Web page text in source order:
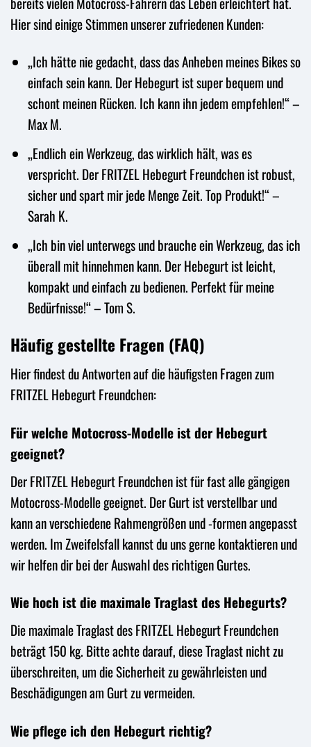
Hier sind einige Stimmen unserer zufriedenen Kunden:
„Ich hätte nie gedacht, dass das Anheben meines Bikes so
einfach sein kann. Der Hebegurt ist super bequem und
schont meinen Rücken. Ich kann ihn jedem empfehlen!“ –
Max M.
„Endlich ein Werkzeug, das wirklich hält, was es
verspricht. Der FRITZEL Hebegurt Freundchen ist robust,
sicher und spart mir jede Menge Zeit. Top Produkt!“ –
Sarah K.
„Ich bin viel unterwegs und brauche ein Werkzeug, das ich
überall mit hinnehmen kann. Der Hebegurt ist leicht,
kompakt und einfach zu bedienen. Perfekt für meine
Bedürfnisse!“ – Tom S.
Häufig gestellte Fragen (FAQ)
Hier findest du Antworten auf die häufigsten Fragen zum
FRITZEL Hebegurt Freundchen:
Für welche Motocross-Modelle ist der Hebegurt
geeignet?
Der FRITZEL Hebegurt Freundchen ist für fast alle gängigen
Motocross-Modelle geeignet. Der Gurt ist verstellbar und
kann an verschiedene Rahmengrößen und -formen angepasst
werden. Im Zweifelsfall kannst du uns gerne kontaktieren und
wir helfen dir bei der Auswahl des richtigen Gurtes.
Wie hoch ist die maximale Traglast des Hebegurts?
Die maximale Traglast des FRITZEL Hebegurt Freundchen
beträgt 150 kg. Bitte achte darauf, diese Traglast nicht zu
überschreiten, um die Sicherheit zu gewährleisten und
Beschädigungen am Gurt zu vermeiden.
Wie pflege ich den Hebegurt richtig?